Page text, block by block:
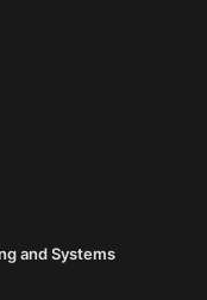
and Systems